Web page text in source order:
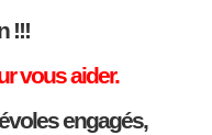
!!!
vous aider.
engagés,